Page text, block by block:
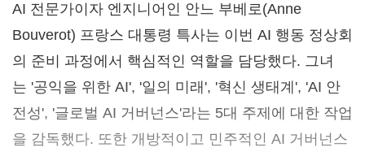
AI 전문가이자 엔지니어인 안느 부베로(Anne
Bouverot) 프랑스 대통령 특사는 이번 AI 행동 정상회
의 준비 과정에서 핵심적인 역할을 담당했다. 그녀
는 '공익을 위한 AI', '일의 미래', '혁신 생태계', 'AI 안
전성', '글로벌 AI 거버넌스'라는 5대 주제에 대한 작업
을 감독했다. 또한 개방적이고 민주적인 AI 거버넌스